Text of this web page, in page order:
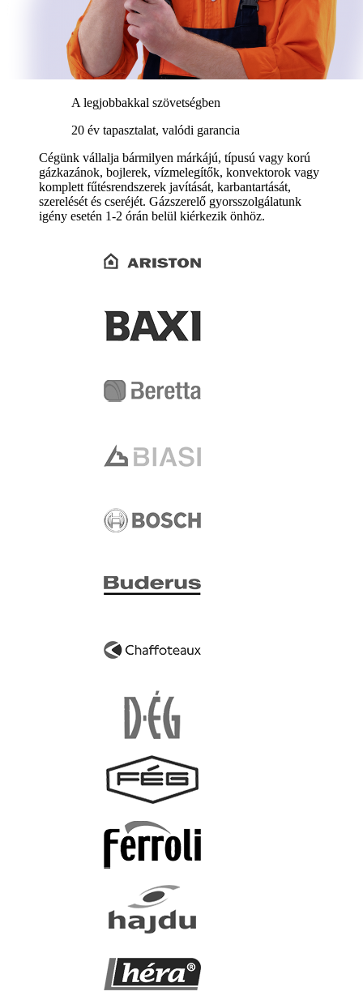
A legjobbakkal szövetségben
20 év tapasztalat, valódi garancia
Cégünk vállalja bármilyen márkájú, típusú vagy korú
gázkazánok, bojlerek, vízmelegítők, konvektorok vagy
komplett fűtésrendszerek javítását, karbantartását,
szerelését és cseréjét. Gázszerelő gyorsszolgálatunk
igény esetén 1-2 órán belül kiérkezik önhöz.